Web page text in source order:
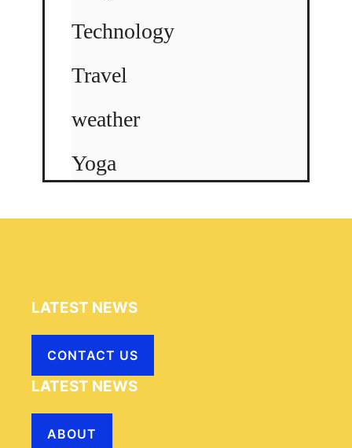
Technology
Travel
weather
Yoga
LATEST NEWS
CONTACT US
LATEST NEWS
ABOUT